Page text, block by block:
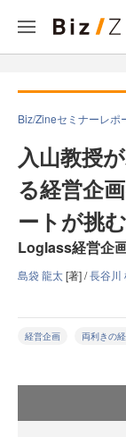
Biz/Zineセミナーレポ
入山教授
る経営企
ートが挑
Loglass経営企
島袋 龍太[著] /長谷川
経営企画 両利きの